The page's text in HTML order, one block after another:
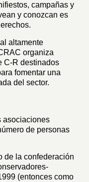
campañas y
y conozcan es
altamente
organiza
C-R destinados
fomentar una
del sector.
asociaciones
de personas
de la confederación
(entonces como